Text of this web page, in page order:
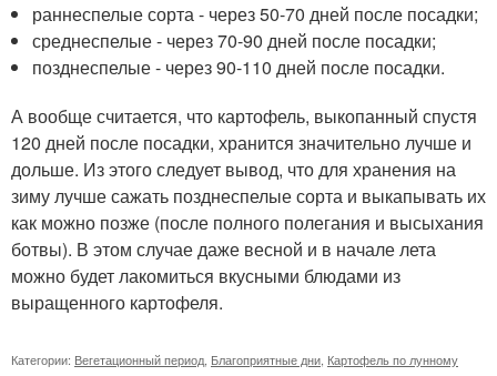
раннеспелые сорта - через 50-70 дней после посадки;
среднеспелые - через 70-90 дней после посадки;
позднеспелые - через 90-110 дней после посадки.
А вообще считается, что картофель, выкопанный спустя
120 дней после посадки, хранится значительно лучше и
дольше. Из этого следует вывод, что для хранения на
зиму лучше сажать позднеспелые сорта и выкапывать их
как можно позже (после полного полегания и высыхания
ботвы). В этом случае даже весной и в начале лета
можно будет лакомиться вкусными блюдами из
выращенного картофеля.
Категории: Вегетационный период Благоприятные дни Картофель по лунному